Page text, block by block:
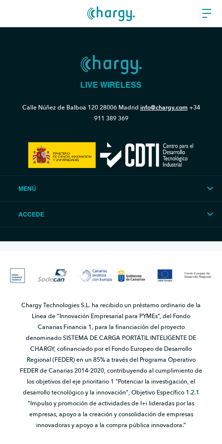
LIVE WIRELESS
Calle Núñez de Balboa 12028006 Madrid info@chargy.com +34
911 389 369
MENÚ
ACCEDE
Chargy Technologies S.L. ha recibido un préstamo ordinario de la
Línea de “Innovación Empresarial para PYMEs”, del Fondo
Canarias Financia 1, para la financiación del proyecto
denominado SISTEMA DE CARGA PORTÁTIL INTELIGENTE DE
CHARGY, cofinanciado por el Fondo Europeo de Desarrollo
Regional (FEDER) en un 85% a través del Programa Operativo
FEDER de Canarias 2014-2020, contribuyendo al cumplimiento de
los objetivos del eje prioritario 1 "Potenciar la investigación, el
desarrollo tecnológico y la innovación", Objetivo Específico 1.2.1
"Impulso y promoción de actividades de I+i lideradas por las
empresas, apoyo a la creación y consolidación de empresas
innovadoras y apoyo a la compra pública innovadora.”